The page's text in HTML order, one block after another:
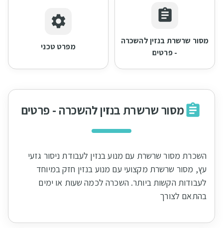
מסור שרשרת בנזין להשכרה
- פרטים
מפרט טכני
מסור שרשרת בנזין להשכרה - פרטים
השכרת מסור שרשרת עם מנוע בנזין לעבודת ניסור גזעי
עץ, מסור שרשרת מקצועי עם מנוע בנזין חזק במיוחד
לעבודות הקשות ביותר. השכרה לכמה שעות או ימים
בהתאם לצורך